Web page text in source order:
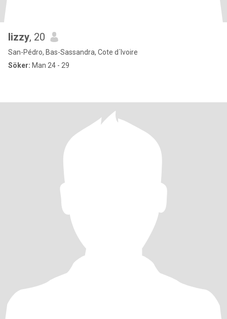
lizzy, 20
San-Pédro, Bas-Sassandra, Cote d´Ivoire
Söker: Man 24 - 29